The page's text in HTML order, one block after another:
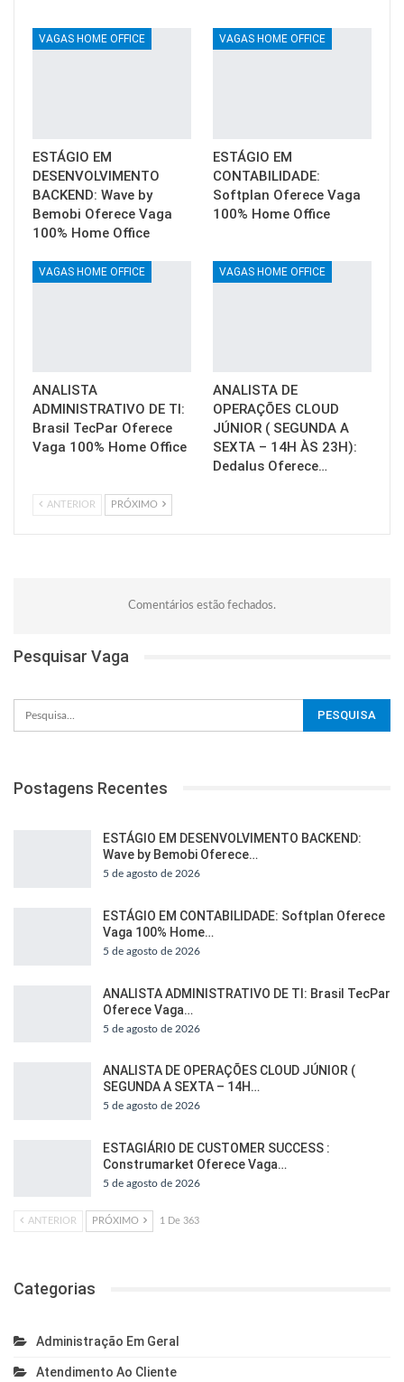
VAGAS HOME OFFICE
ESTÁGIO EM
DESENVOLVIMENTO
BACKEND: Wave by
Bemobi Oferece Vaga
100% Home Office
VAGAS HOME OFFICE
ESTÁGIO EM
CONTABILIDADE:
Softplan Oferece Vaga
100% Home Office
VAGAS HOME OFFICE
ANALISTA
ADMINISTRATIVO DE TI:
Brasil TecPar Oferece
Vaga 100% Home Office
VAGAS HOME OFFICE
ANALISTA DE
OPERAÇÕES CLOUD
JÚNIOR ( SEGUNDA A
SEXTA – 14H ÀS 23H):
Dedalus Oferece…
ANTERIOR PRÓXIMO
Comentários estão fechados.
Pesquisar Vaga
Postagens Recentes
ESTÁGIO EM DESENVOLVIMENTO BACKEND:
Wave by Bemobi Oferece…
5 de agosto de 2026
ESTÁGIO EM CONTABILIDADE: Softplan Oferece
Vaga 100% Home…
5 de agosto de 2026
ANALISTA ADMINISTRATIVO DE TI: Brasil TecPar
Oferece Vaga…
5 de agosto de 2026
ANALISTA DE OPERAÇÕES CLOUD JÚNIOR (
SEGUNDA A SEXTA – 14H…
5 de agosto de 2026
ESTAGIÁRIO DE CUSTOMER SUCCESS :
Construmarket Oferece Vaga…
5 de agosto de 2026
ANTERIOR PRÓXIMO 1 De 363
Categorias
Administração Em Geral
Atendimento Ao Cliente